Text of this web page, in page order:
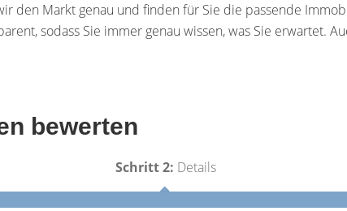
den Markt genau und finden für Sie die passende
sodass Sie immer genau wissen, was Sie erwartet.
bewerten
Schritt 2: Details